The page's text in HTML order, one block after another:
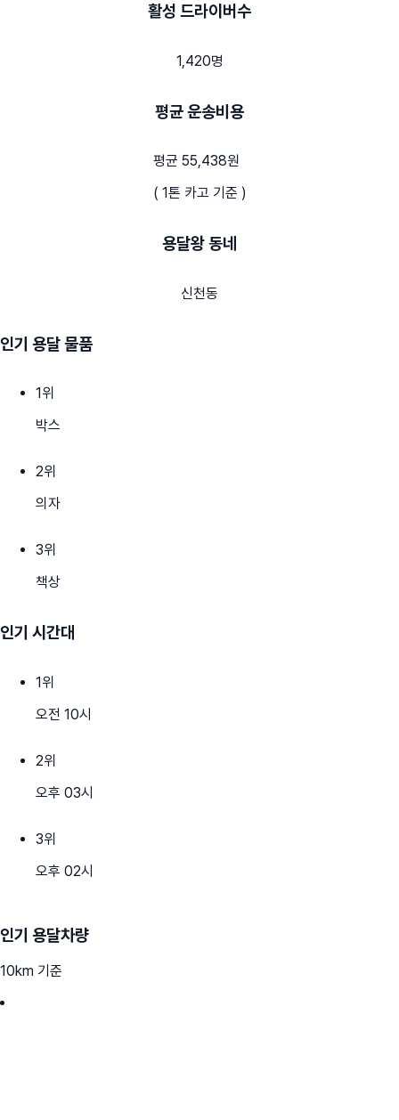
활성 드라이버수
1,420명
평균 운송비용
평균 55,438원
( 1톤 카고 기준 )
용달왕 동네
신천동
인기 용달 물품
1위
박스
2위
의자
3위
책상
인기 시간대
1위
오전 10시
2위
오후 03시
3위
오후 02시
인기 용달차량
10km 기준